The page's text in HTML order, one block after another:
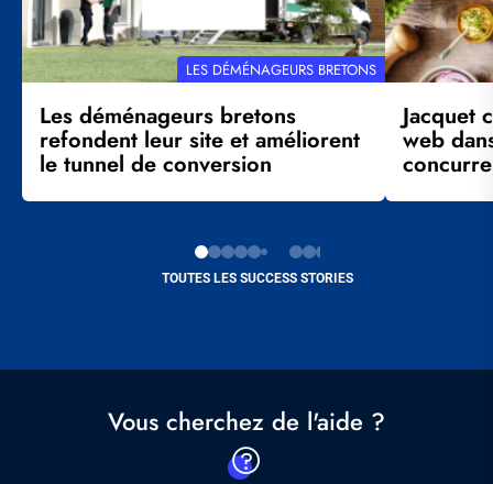
TOUTES LES SUCCESS STORIES
RÉFÉRENCE
CLIENT
LES DÉMÉNAGEURS BRETONS
Les déménageurs bretons
refondent leur site et améliorent
le tunnel de conversion
Jacquet
web
Vous cherchez de l'aide ?